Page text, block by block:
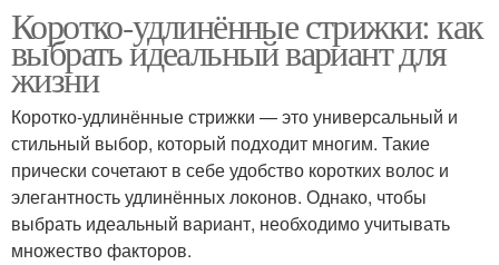
Коротко-удлинённые стрижки: как
выбрать идеальный вариант для
жизни
Коротко-удлинённые стрижки — это универсальный и
стильный выбор, который подходит многим. Такие
прически сочетают в себе удобство коротких волос и
элегантность удлинённых локонов. Однако, чтобы
выбрать идеальный вариант, необходимо учитывать
множество факторов.